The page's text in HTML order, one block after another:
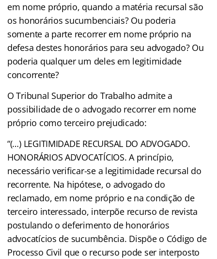
em nome próprio, quando a matéria recursal são
os honorários sucumbenciais? Ou poderia
somente a parte recorrer em nome próprio na
defesa destes honorários para seu advogado? Ou
poderia qualquer um deles em legitimidade
concorrente?
O Tribunal Superior do Trabalho admite a
possibilidade de o advogado recorrer em nome
próprio como terceiro prejudicado:
“(…) LEGITIMIDADE RECURSAL DO ADVOGADO.
HONORÁRIOS ADVOCATÍCIOS. A princípio,
necessário verificar-se a legitimidade recursal do
recorrente. Na hipótese, o advogado do
reclamado, em nome próprio e na condição de
terceiro interessado, interpõe recurso de revista
postulando o deferimento de honorários
advocatícios de sucumbência. Dispõe o Código de
Processo Civil que o recurso pode ser interposto